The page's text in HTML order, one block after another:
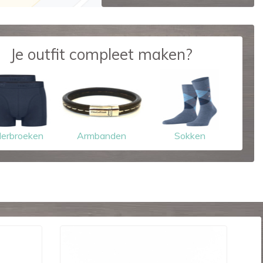
Je outfit compleet maken?
Armbanden Sokken